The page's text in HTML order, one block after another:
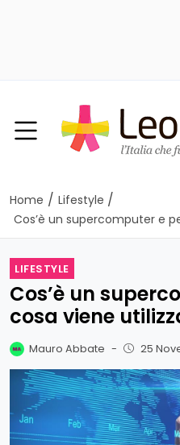
Home / Lifestyle /
Cos’è un supercomputer e
LIFESTYLE
Cos’è un
cosa viene
Mauro Abbate - 25